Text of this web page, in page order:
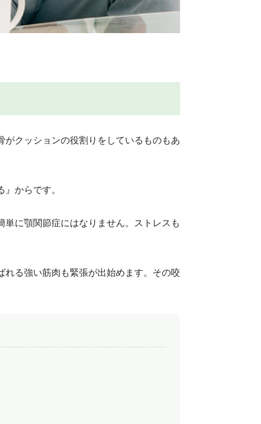
クッションの役割りをしているものもあ
からです。
に顎関節症にはなりません。ストレスも
る強い筋肉も緊張が出始めます。その咬